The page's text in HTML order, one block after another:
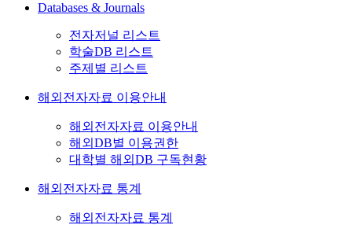
Databases & Journals
전자저널 리스트
학술DB 리스트
주제별 리스트
해외전자자료 이용안내
해외전자자료 이용안내
해외DB별 이용권한
대학별 해외DB 구독현황
해외전자자료 통계
해외전자자료 통계